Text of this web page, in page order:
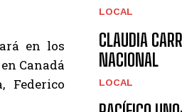
en los
Canadá
Federico
LOCAL
CLAUDIA
NACIONAL
LOCAL